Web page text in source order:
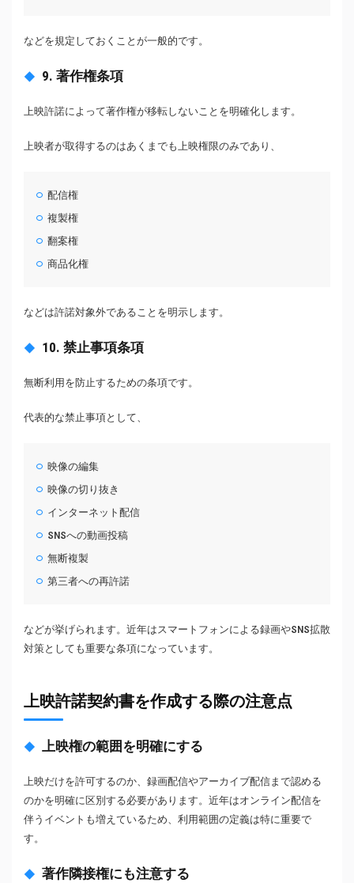
などを規定しておくことが一般的です。
9. 著作権条項
上映許諾によって著作権が移転しないことを明確化します。
上映者が取得するのはあくまでも上映権限のみであり、
配信権
複製権
翻案権
商品化権
などは許諾対象外であることを明示します。
10. 禁止事項条項
無断利用を防止するための条項です。
代表的な禁止事項として、
映像の編集
映像の切り抜き
インターネット配信
SNSへの動画投稿
無断複製
第三者への再許諾
などが挙げられます。近年はスマートフォンによる録画やSNS拡散
対策としても重要な条項になっています。
上映許諾契約書を作成する際の注意点
上映権の範囲を明確にする
上映だけを許可するのか、録画配信やアーカイブ配信まで認める
のかを明確に区別する必要があります。近年はオンライン配信を
伴うイベントも増えているため、利用範囲の定義は特に重要で
す。
著作隣接権にも注意する